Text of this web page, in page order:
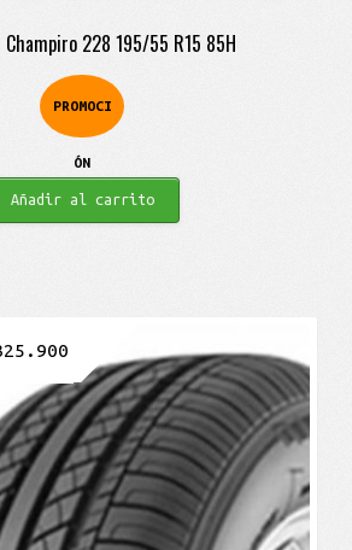
Champiro 228 195/55 R15 85H
PROMOCI
ÓN
Añadir al carrito
precio
actual
es:
$325.900.